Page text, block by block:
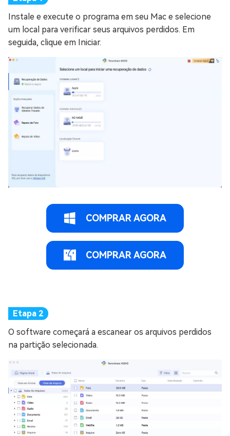
Instale e execute o programa em seu Mac e selecione
um local para verificar seus arquivos perdidos. Em
seguida, clique em Iniciar.
COMPRAR AGORA
COMPRAR AGORA
O software começará a escanear os arquivos perdidos
na partição selecionada.